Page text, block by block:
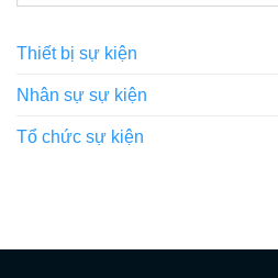
Thiết bị sự kiện
Nhân sự sự kiện
Tổ chức sự kiện